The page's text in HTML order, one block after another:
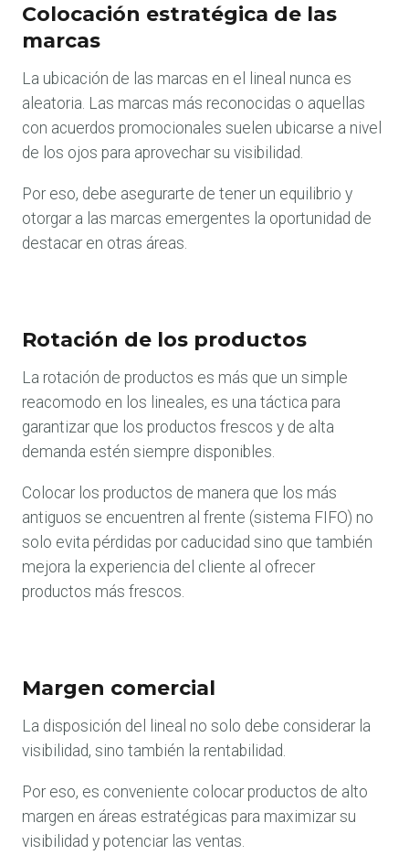
Colocación estratégica de las
marcas
La ubicación de las marcas en el lineal nunca es
aleatoria. Las marcas más reconocidas o aquellas
con acuerdos promocionales suelen ubicarse a nivel
de los ojos para aprovechar su visibilidad.
Por eso, debe asegurarte de tener un equilibrio y
otorgar a las marcas emergentes la oportunidad de
destacar en otras áreas.
Rotación de los productos
La rotación de productos es más que un simple
reacomodo en los lineales, es una táctica para
garantizar que los productos frescos y de alta
demanda estén siempre disponibles.
Colocar los productos de manera que los más
antiguos se encuentren al frente (sistema FIFO) no
solo evita pérdidas por caducidad sino que también
mejora la experiencia del cliente al ofrecer
productos más frescos.
Margen comercial
La disposición del lineal no solo debe considerar la
visibilidad, sino también la rentabilidad.
Por eso, es conveniente colocar productos de alto
margen en áreas estratégicas para maximizar su
visibilidad y potenciar las ventas.